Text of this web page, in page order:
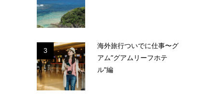
3
海外旅行ついでに仕事〜グ
アム”グアムリーフホテ
ル”編